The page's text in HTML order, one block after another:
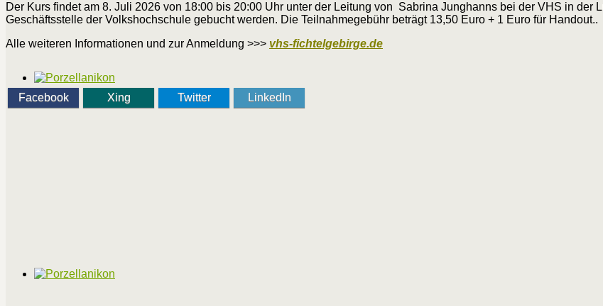
Der Kurs findet am 8. Juli 2026 von 18:00 bis 20:00 Uhr unter der Leitung von Sabrina Junghanns bei der VHS in der
Geschäftsstelle der Volkshochschule gebucht werden. Die Teilnahmegebühr beträgt 13,50 Euro + 1 Euro für Handout..
Alle weiteren Informationen und zur Anmeldung >>> vhs-fichtelgebirge.de
Facebook Xing Twitter LinkedIn